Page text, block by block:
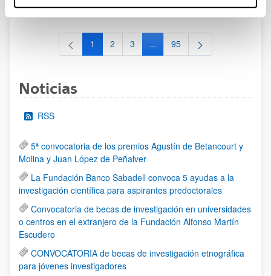
Página
1 Página
2 Página
3 ...Páginas intermedias Use TAB
Página
95
Noticias
RSS
5ª convocatoria de los premios Agustín de Betancourt y
Molina y Juan López de Peñalver
La Fundación Banco Sabadell convoca 5 ayudas a la
investigación científica para aspirantes predoctorales
Convocatoria de becas de investigación en universidades
o centros en el extranjero de la Fundación Alfonso Martín
Escudero
CONVOCATORIA de becas de investigación etnográfica
para jóvenes investigadores